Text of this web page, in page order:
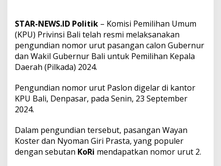
P
a
s
l
o
n
R
i
k
l
H
STAR-NEWS.ID Politik – Komisi Pemilihan Umum
(KPU) Privinsi Bali telah resmi melaksanakan
pengundian nomor urut pasangan calon Gubernur
dan Wakil Gubernur Bali untuk Pemilihan Kepala
Daerah (Pilkada) 2024.
Pengundian nomor urut Paslon digelar di kantor
KPU Bali, Denpasar, pada Senin, 23 September
2024.
Dalam pengundian tersebut, pasangan Wayan
Koster dan Nyoman Giri Prasta, yang populer
dengan sebutan KoRi mendapatkan nomor urut 2.